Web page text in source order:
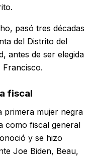
pasó tres décadas
del Distrito del
antes de ser elegida
Francisco.
fiscal
primera mujer negra
como fiscal general
y se hizo
Joe Biden, Beau,